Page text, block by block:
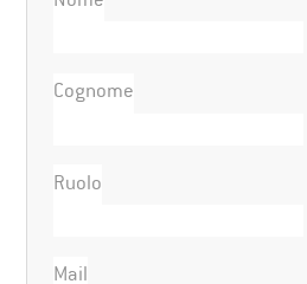
Cognome
Ruolo
Mail